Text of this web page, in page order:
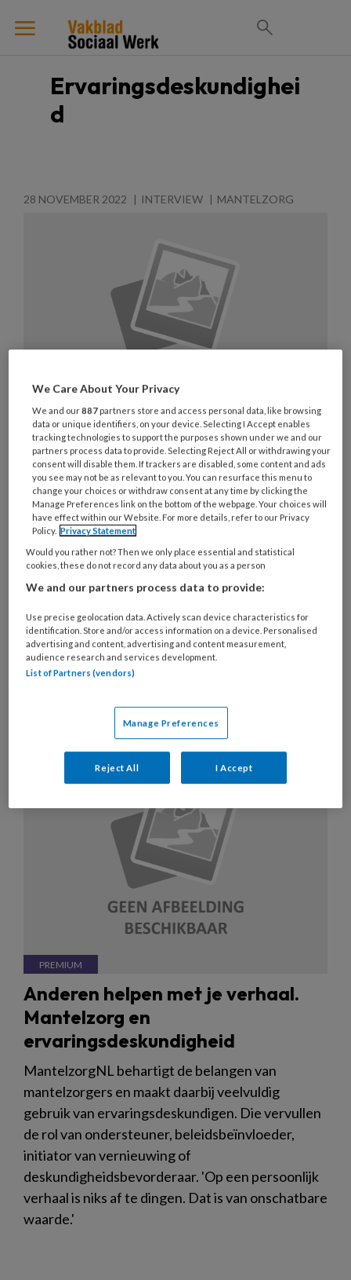
Ervaringsdeskundighei
d
28 NOVEMBER 2022 INTERVIEW MANTELZORG
‘Ik weet niet beter dan dat ik zorg
voor mijn naasten’
'Ik ben in 2019 afgestudeerd als maatschappelijk
werker (MWD) aan de Hogeschool Utrecht.
Vanaf toen was ik officieel een professional, maar
mantelzorger thuis, was ik al jaren als vrijwillig
professional verbonden aan het sociaal werk'.
ERVARINGSDESKUNDIGHEID
Anderen helpen met je verhaal.
Mantelzorg en
ervaringsdeskundigheid
MantelzorgNL behartigt de belangen van
mantelzorgers en maakt daarbij veelvuldig
gebruik van ervaringsdeskundigen. Die vervullen
de rol van ondersteuner, beleidsbeïnvloeder,
initiator van vernieuwing of
deskundigheidsbevorderaar. 'Op een persoonlijk
verhaal is niks af te dingen. Dat is van onschatbare
waarde.'
We Care About Your Privacy
We and our887 partners store and access personal data, like browsing
data or unique identifiers, on your device. Selecting I Accept enables
tracking technologies to support the purposes shown under we and our
partners process data to provide. Selecting Reject All or withdrawing your
consent will disable them. If trackers are disabled, some content and ads
you see may not be as relevant to you. You can resurface this menu to
change your choices or withdraw consent at any time by clicking the
Manage Preferences link on the bottom of the webpage. Your choices will
have effect within our Website. For more details, refer to our Privacy
Policy. Privacy Statement
Would you rather not? Then we only place essential and statistical
cookies, these do not record any data about you as a person
We and our partners process data to provide:
Use precise geolocation data. Actively scan device characteristics for
identification. Store and/or access information on a device. Personalised
advertising and content, advertising and content measurement,
audience research and services development.
List of Partners (vendors)
Manage Preferences
Reject All I Accept